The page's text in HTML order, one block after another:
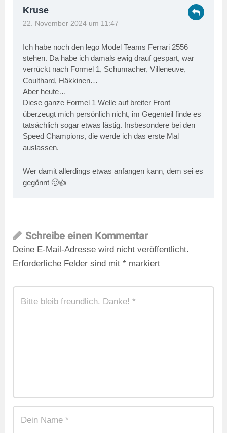
Kruse
22. November 2024 um 11:47
Ich habe noch den lego Model Teams Ferrari 2556
stehen. Da habe ich damals ewig drauf gespart, war
verrückt nach Formel 1, Schumacher, Villeneuve,
Coulthard, Häkkinen…
Aber heute…
Diese ganze Formel 1 Welle auf breiter Front
überzeugt mich persönlich nicht, im Gegenteil finde es
tatsächlich sogar etwas lästig. Insbesondere bei den
Speed Champions, die werde ich das erste Mal
auslassen.
Wer damit allerdings etwas anfangen kann, dem sei es
gegönnt 🙂👍
Schreibe einen Kommentar
Deine E-Mail-Adresse wird nicht veröffentlicht.
Erforderliche Felder sind mit * markiert